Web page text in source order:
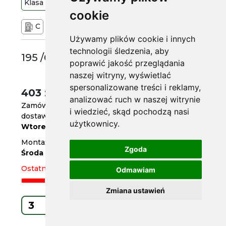
cookie
Używamy plików cookie i innych
technologii śledzenia, aby
poprawić jakość przeglądania
naszej witryny, wyświetlać
spersonalizowane treści i reklamy,
analizować ruch w naszej witrynie
i wiedzieć, skąd pochodzą nasi
użytkownicy.
Zgoda
Odmawiam
Zmiana ustawień
Klasa Premium 91 V
C
195 /65 R15
403 zł
Zamów do
godz. 14
dostawa za 3 dni
Wtorek
Montaż w serwisie za 4 dni
Środa
Ostatnie 3 sztuki